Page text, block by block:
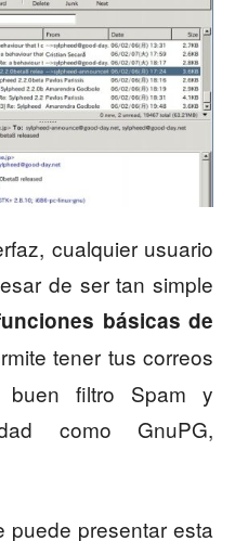
cualquier usuario
de ser tan simple
básicas de
tener tus correos
buen filtro Spam y
como GnuPG,
puede presentar esta